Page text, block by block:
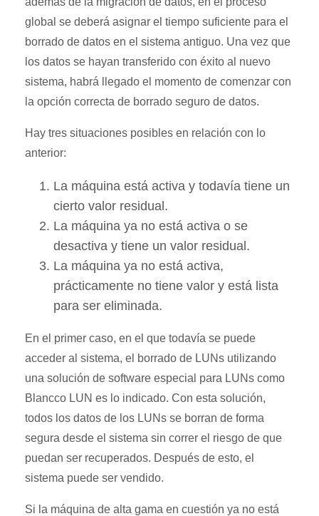
global se deberá asignar el tiempo suficiente para el
borrado de datos en el sistema antiguo. Una vez que
los datos se hayan transferido con éxito al nuevo
sistema, habrá llegado el momento de comenzar con
la opción correcta de borrado seguro de datos.
Hay tres situaciones posibles en relación con lo
anterior:
La máquina está activa y todavía tiene un
cierto valor residual.
La máquina ya no está activa o se
desactiva y tiene un valor residual.
La máquina ya no está activa,
prácticamente no tiene valor y está lista
para ser eliminada.
En el primer caso, en el que todavía se puede
acceder al sistema, el borrado de LUNs utilizando
una solución de software especial para LUNs como
Blancco LUN es lo indicado. Con esta solución,
todos los datos de los LUNs se borran de forma
segura desde el sistema sin correr el riesgo de que
puedan ser recuperados. Después de esto, el
sistema puede ser vendido.
Si la máquina de alta gama en cuestión ya no está